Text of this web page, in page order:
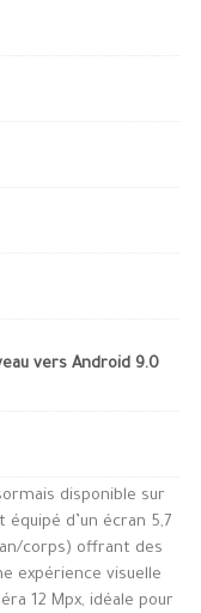
vers Android 9.0
disponible sur
équipé d’un écran 5,7
corps) offrant des
expérience visuelle
12 Mpx, idéale pour